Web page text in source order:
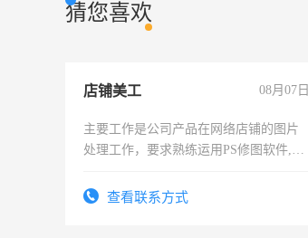
猜您喜欢
店铺美工 08月07日
主要工作是公司产品在网络店铺的图片
处理工作，要求熟练运用PS修图软件,工
查看联系方式